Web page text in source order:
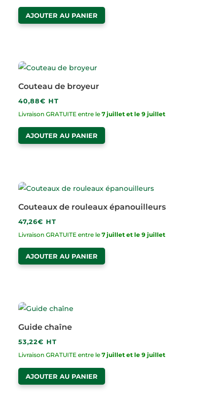
AJOUTER AU PANIER
Couteau de broyeur
40,88€ HT
Livraison GRATUITE entre le7 juillet et le 9 juillet
AJOUTER AU PANIER
Couteaux de rouleaux épanouilleurs
47,26€ HT
Livraison GRATUITE entre le7 juillet et le 9 juillet
AJOUTER AU PANIER
Guide chaîne
53,22€ HT
Livraison GRATUITE entre le7 juillet et le 9 juillet
AJOUTER AU PANIER